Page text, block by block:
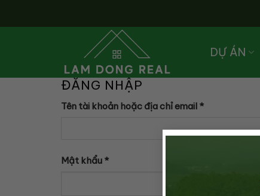
DỰ ÁN
ĐĂNG NHẬP
Tên tài khoản hoặc địa chỉ email *Bắt
Mật khẩu *Bắt